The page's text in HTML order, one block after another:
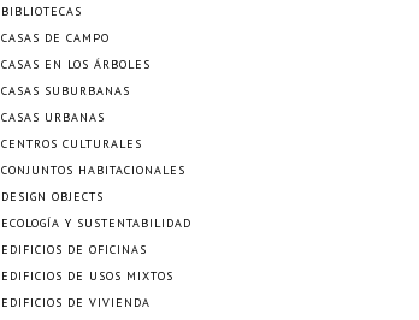
BIBLIOTECAS
CASAS DE CAMPO
CASAS EN LOS ÁRBOLES
CASAS SUBURBANAS
CASAS URBANAS
CENTROS CULTURALES
CONJUNTOS HABITACIONALES
DESIGN OBJECTS
ECOLOGÍA Y SUSTENTABILIDAD
EDIFICIOS DE OFICINAS
EDIFICIOS DE USOS MIXTOS
EDIFICIOS DE VIVIENDA